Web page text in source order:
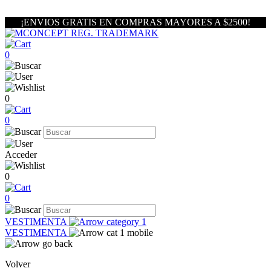
¡ENVIOS GRATIS EN COMPRAS MAYORES A $2500!
0
0
0
Acceder
0
0
VESTIMENTA
VESTIMENTA
Volver